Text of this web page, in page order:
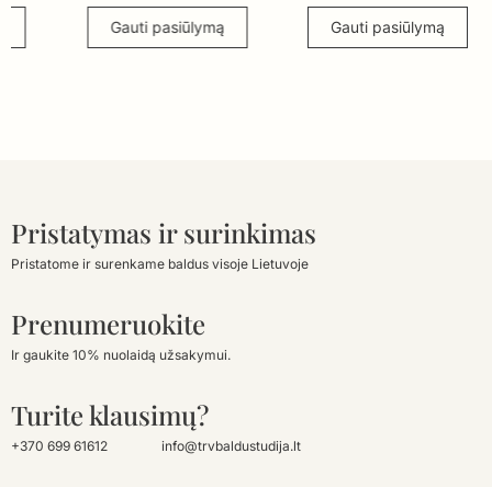
Gauti pasiūlymą Gauti pasiūlymą
Pristatymas ir surinkimas
Pristatome ir surenkame baldus visoje Lietuvoje
Prenumeruokite
Ir gaukite 10% nuolaidą užsakymui.
Turite klausimų?
+370 699 61612 info@trvbaldustudija.lt